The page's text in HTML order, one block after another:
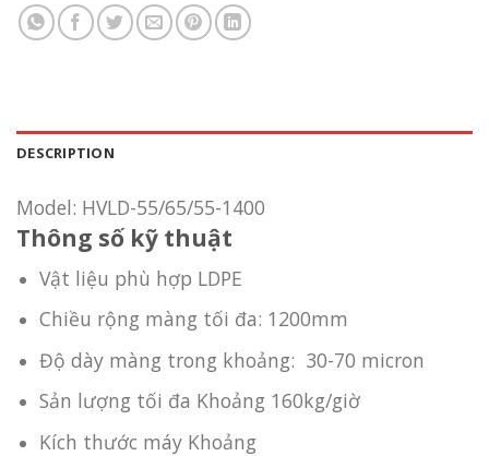
DESCRIPTION
Model: HVLD-55/65/55-1400
Thông số kỹ thuật
Vật liệu phù hợp LDPE
Chiều rộng màng tối đa: 1200mm
Độ dày màng trong khoảng: 30-70 micron
Sản lượng tối đa Khoảng 160kg/giờ
Kích thước máy Khoảng